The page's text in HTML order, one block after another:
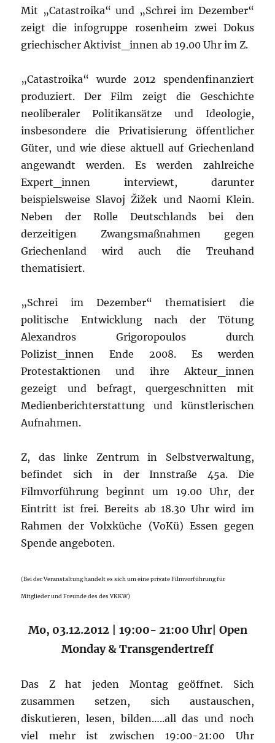
Mit „Catastroika“ und „Schrei im Dezember“
zeigt die infogruppe rosenheim zwei Dokus
griechischer Aktivist_innen ab 19.00 Uhr im Z.
„Catastroika“ wurde 2012 spendenfinanziert
produziert. Der Film zeigt die Geschichte
neoliberaler Politikansätze und Ideologie,
insbesondere die Privatisierung öffentlicher
Güter, und wie diese aktuell auf Griechenland
angewandt werden. Es werden zahlreiche
Expert_innen interviewt, darunter
beispielsweise Slavoj Žižek und Naomi Klein.
Neben der Rolle Deutschlands bei den
derzeitigen Zwangsmaßnahmen gegen
Griechenland wird auch die Treuhand
thematisiert.
„Schrei im Dezember“ thematisiert die
politische Entwicklung nach der Tötung
Alexandros Grigoropoulos durch
Polizist_innen Ende 2008. Es werden
Protestaktionen und ihre Akteur_innen
gezeigt und befragt, quergeschnitten mit
Medienberichterstattung und künstlerischen
Aufnahmen.
Z, das linke Zentrum in Selbstverwaltung,
befindet sich in der Innstraße 45a. Die
Filmvorführung beginnt um 19.00 Uhr, der
Eintritt ist frei. Bereits ab 18.30 Uhr wird im
Rahmen der Volxküche (VoKü) Essen gegen
Spende angeboten.
(Bei der Veranstaltung handelt es sich um eine private Filmvorführung für
Mitglieder und Freunde des des VKKW)
Mo, 03.12.2012 | 19:00- 21:00 Uhr| Open
Monday & Transgendertreff
Das Z hat jeden Montag geöffnet. Sich
zusammen setzen, sich austauschen,
diskutieren, lesen, bilden…..all das und noch
viel mehr ist zwischen 19:00-21:00 Uhr